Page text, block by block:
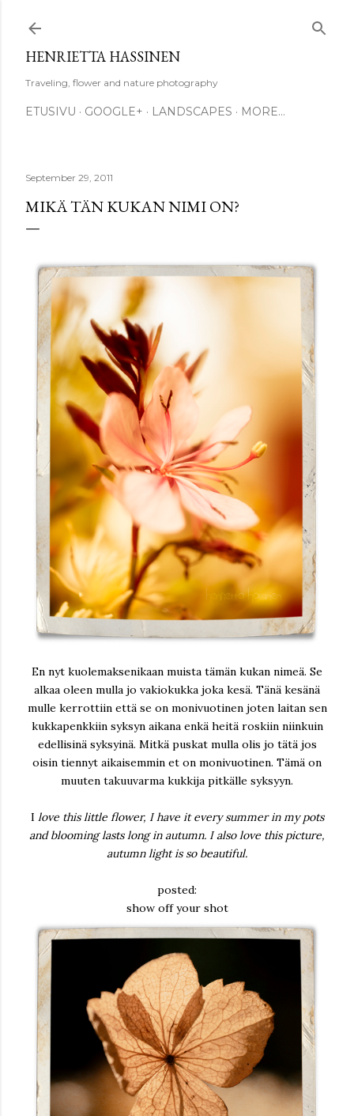
HENRIETTA HASSINEN
Traveling, flower and nature photography
ETUSIVU GOOGLE+ LANDSCAPES MORE…
September 29, 2011
MIKÄ TÄN KUKAN NIMI ON?
En nyt kuolemaksenikaan muista tämän kukan nimeä. Se
alkaa oleen mulla jo vakiokukka joka kesä. Tänä kesänä
mulle kerrottiin että se on monivuotinen joten laitan sen
kukkapenkkiin syksyn aikana enkä heitä roskiin niinkuin
edellisinä syksyinä. Mitkä puskat mulla olis jo tätä jos
oisin tiennyt aikaisemmin et on monivuotinen. Tämä on
muuten takuuvarma kukkija pitkälle syksyyn.
I love this little flower, I have it every summer in my pots
and blooming lasts long in autumn. I also love this picture,
autumn light is so beautiful.
posted:
show off your shot